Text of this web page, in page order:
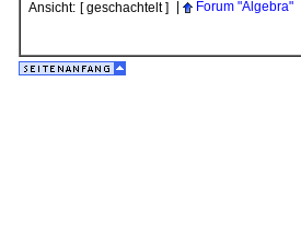
Ansicht: [ geschachtelt ] Forum "Algebra"